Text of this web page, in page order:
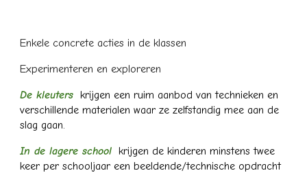
Enkele concrete acties in de klassen
Experimenteren en exploreren
De kleuters krijgen een ruim aanbod van technieken en
verschillende materialen waar ze zelfstandig mee aan de
slag gaan.
In de lagere school krijgen de kinderen minstens twee
keer per schooljaar een beeldende/technische opdracht